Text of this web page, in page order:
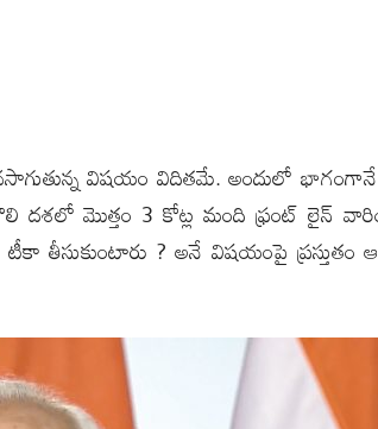
విష‌యం విదిత‌మే. అందులో
ద‌శ‌లో మొత్తం 3 కోట్ల మంది ఫ్రంట్ లైన్
తీసుకుంటారు ? అనే విష‌యంపై ప్ర‌స్తుతం